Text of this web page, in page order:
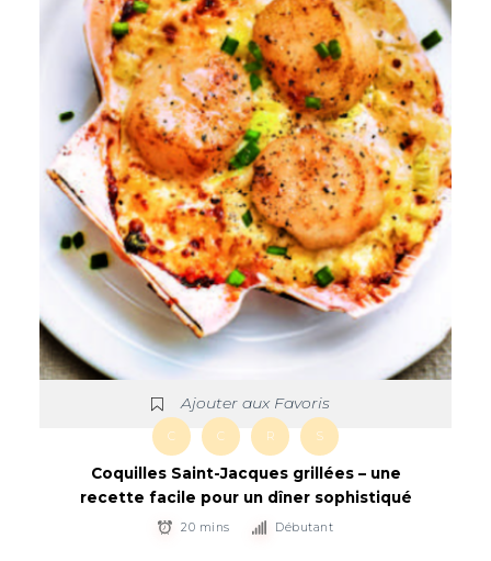
Ajouter aux Favoris
C C R S
Coquilles Saint-Jacques grillées – une
recette facile pour un dîner sophistiqué
20 mins Débutant